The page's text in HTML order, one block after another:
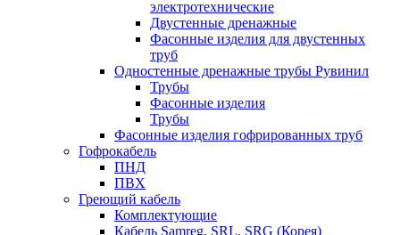
электротехнические
Двустенные дренажные
Фасонные изделия для двустенных
труб
Одностенные дренажные трубы Рувинил
Трубы
Фасонные изделия
Трубы
Фасонные изделия гофрированных труб
Гофрокабель
ПНД
ПВХ
Греющий кабель
Комплектующие
Кабель Samreg, SRL, SRG (Корея)